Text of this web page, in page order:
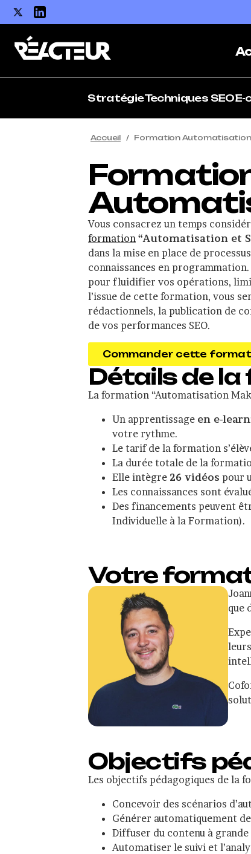
StratégieTechniques SEOE-
Accueil Formation Automatisation
Vous consacrez un temps
formation “Automatisation et
dans la mise en place de
connaissances en
pour fluidifier vos opérations,
l’issue de cette formation, vous
rédactionnels, la publication de
de vos performances SEO.
Commander cette
Détails de
La formation “Automatisation
Un apprentissage en e-
votre rythme.
Le tarif de la formation
La durée totale de la
Elle intègre 26 vidéos pour
Les connaissances sont
Des financements peuvent
Individuelle à la Formation).
Votre
que
Objectifs
Les objectifs pédagogiques de la
Concevoir des scénarios
Générer automatiquement
Diffuser du contenu à
Automatiser le suivi et